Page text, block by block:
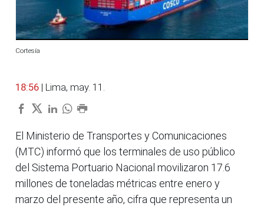
Cortesía
18:56 | Lima, may. 11.
El Ministerio de Transportes y Comunicaciones
(MTC) informó que los terminales de uso público
del Sistema Portuario Nacional movilizaron 17.6
millones de toneladas métricas entre enero y
marzo del presente año, cifra que representa un